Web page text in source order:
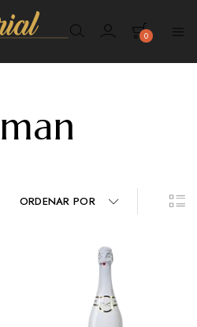
0
ORDENAR POR